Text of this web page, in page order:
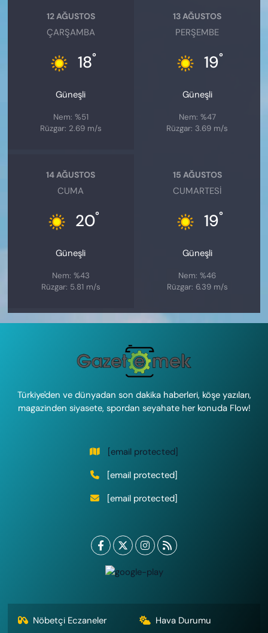
12 AĞUSTOS
ÇARŞAMBA
18°
Güneşli
Nem: %51
Rüzgar: 2.69 m/s
13 AĞUSTOS
PERŞEMBE
19°
Güneşli
Nem: %47
Rüzgar: 3.69 m/s
14 AĞUSTOS
CUMA
20°
Güneşli
Nem: %43
Rüzgar: 5.81 m/s
15 AĞUSTOS
CUMARTESI
19°
Güneşli
Nem: %46
Rüzgar: 6.39 m/s
Türkiye'den ve dünyadan son dakika haberleri, köşe yazıları,
magazinden siyasete, spordan seyahate her konuda Flow!
[email protected]
[email protected]
[email protected]
Nöbetçi Eczaneler Hava Durumu